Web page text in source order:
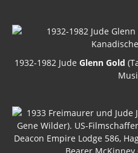
1932-1982 Jude Glenn Gold